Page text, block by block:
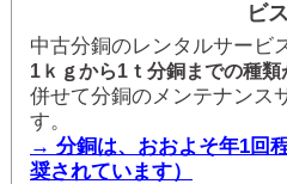
ビス
中古分銅のレンタルサービ
1ｋｇから1ｔ分銅までの種類
併せて分銅のメンテナンス
す。
→ 分銅は、おおよそ年1回
奨されています）